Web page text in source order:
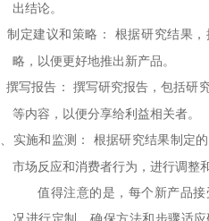
出结论。
制定建议和策略：
根据研究结果
略，以便更好地推出新产品。
撰写报告：
撰写研究报告，包括研
等内容，以便分享给利益相关者。
实施和监测：
根据研究结果制定
市场反应和消费者行为，进行调整
值得注意的是，每个新产品